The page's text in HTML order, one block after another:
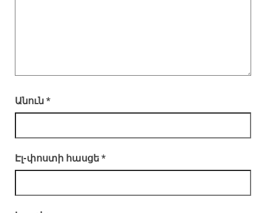
Անուն *
Էլ-փոստի հասցե *